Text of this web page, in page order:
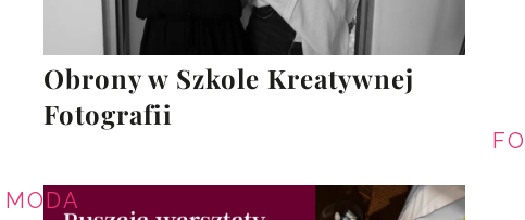
Obrony w Szkole Kreatywnej
Fotografii
MODA